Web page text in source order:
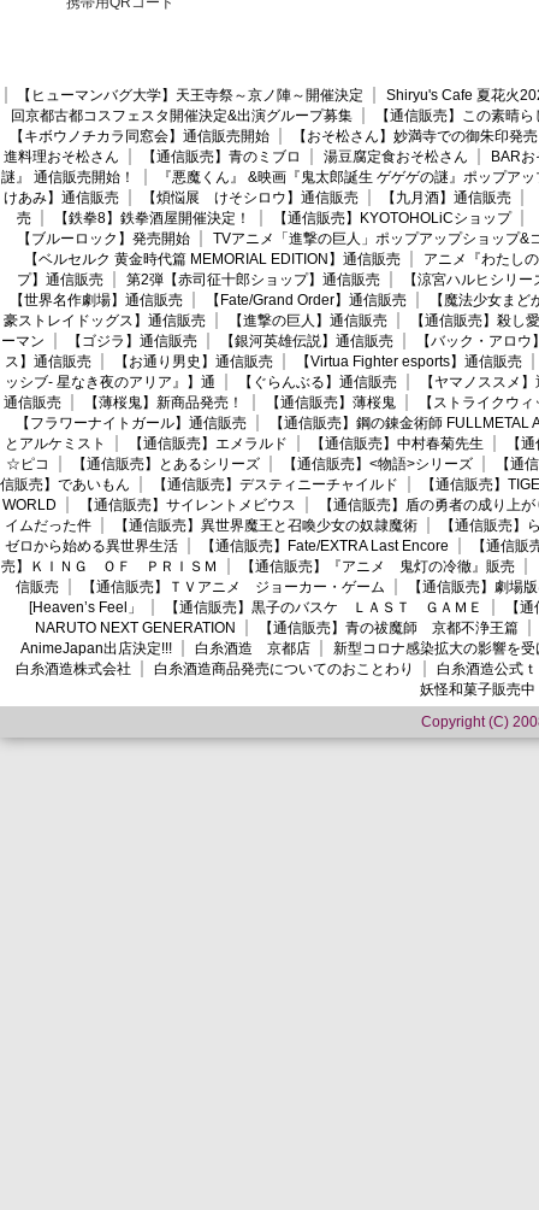
【ヒューマンバグ大学】天王寺祭～京ノ陣～開催決定
Shiryu's Cafe 夏花火
回京都古都コスフェスタ開催決定&出演グループ募集
【通信販売】この素晴
【キボウノチカラ同窓会】通信販売開始
【おそ松さん】妙満寺での御朱印発売
進料理おそ松さん
【通信販売】青のミブロ 湯豆腐定食おそ松さん
BAR
謎』 通信販売開始！
『悪魔くん』 &映画『鬼太郎誕生 ゲゲゲの謎』ポップア
けあみ】通信販売
【煩悩展 けそシロウ】通信販売 【九月酒】通信販売
売
【鉄拳8】鉄拳酒屋開催決定！ 【通信販売】KYOTOHOLiCショップ
【ブルーロック】発売開始
TVアニメ「進撃の巨人」ポップアップショップ&
【ベルセルク 黄金時代篇 MEMORIAL EDITION】通信販売
アニメ『わたし
プ】通信販売
第2弾【赤司征十郎ショップ】通信販売
【涼宮ハルヒシリ
【世界名作劇場】通信販売
【Fate/Grand Order】通信販売
【魔法少女ま
豪ストレイドッグス】通信販売
【進撃の巨人】通信販売
【通信販売】殺し愛
ーマン
【ゴジラ】通信販売 【銀河英雄伝説】通信販売
【バック・アロウ
ス】通信販売
【お通り男史】通信販売
【Virtua Fighter esports】通信販売
ッシブ- 星なき夜のアリア』】通
【ぐらんぶる】通信販売
【ヤマノススメ
通信販売
【薄桜鬼】新商品発売！ 【通信販売】薄桜鬼
【ストライクウ
【フラワーナイトガール】通信販売
【通信販売】鋼の錬金術師 FULLMETAL
とアルケミスト
【通信販売】エメラルド 【通信販売】中村春菊先生
【
☆ピコ
【通信販売】とあるシリーズ 【通信販売】<物語>シリーズ
【通
信販売】であいもん
【通信販売】デスティニーチャイルド
【通信販売】
WORLD
【通信販売】サイレントメビウス
【通信販売】盾の勇者の成り上が
イムだった件
【通信販売】異世界魔王と召喚少女の奴隷魔術
【通信販売】
ゼロから始める異世界生活
【通信販売】Fate/EXTRA Last Encore
【通信
売】ＫＩＮＧ ＯＦ ＰＲＩＳＭ
【通信販売】『アニメ 鬼灯の冷徹』販売
信販売
【通信販売】ＴＶアニメ ジョーカー・ゲーム
【通信販売】劇場
[Heaven’s Feel」
【通信販売】黒子のバスケ ＬＡＳＴ ＧＡＭＥ
【
NARUTO NEXT GENERATION
【通信販売】青の祓魔師 京都不浄王篇
AnimeJapan出店決定!!!
白糸酒造 京都店
新型コロナ感染拡大の影響を
白糸酒造株式会社
白糸酒造商品発売についてのおことわり
白糸酒造公式
妖怪和菓子販売中
Copyright (C)